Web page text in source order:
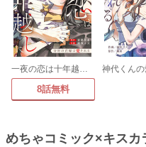
一夜の恋は十年越しに～待宵の花嫁は愛される～
8話無料
めちゃコミック×キスカ